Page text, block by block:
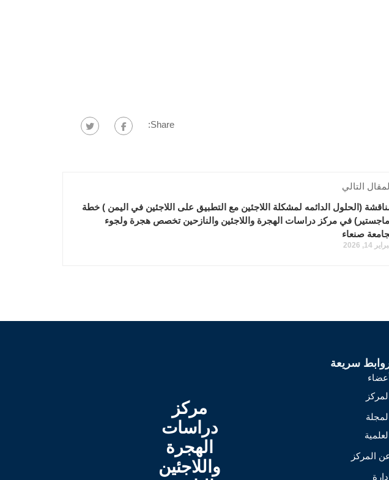
Share:
التالي
(الحلول الدائمه لمشكلة اللاجئين مع التطبيق على اللاجئين في اليمن ) خطة
في مركز دراسات الهجرة واللاجئين والنازحين تخصص هجرة ولجوء
صنعاء
14, 2026
سريعة
المركز
مركز
دراسات
الهجرة
واللاجئين